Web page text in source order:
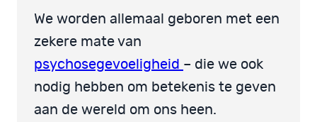
We worden allemaal geboren met een
zekere mate van
psychosegevoeligheid – die we ook
nodig hebben om betekenis te geven
aan de wereld om ons heen.